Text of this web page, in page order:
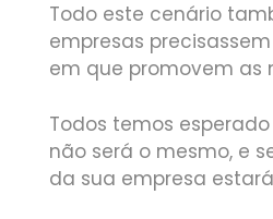
Todo este cenário
empresas
em que promovem as
Todos temos
não será o mesmo, e
da sua empresa